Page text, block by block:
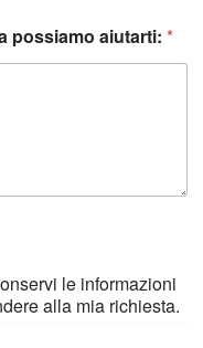
possiamo aiutarti:*
le informazioni
alla mia richiesta.